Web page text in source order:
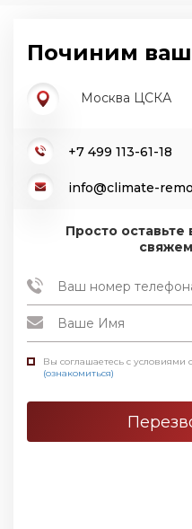
Починим
Москва ЦСКА
+7 499 113-61-18
info@climate-
Просто
Вы соглашаетесь с
(ознакомиться)